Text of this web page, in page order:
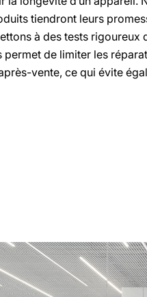
tiendront leurs
à des tests rigoureux
permet de limiter les
vente, ce qui évite